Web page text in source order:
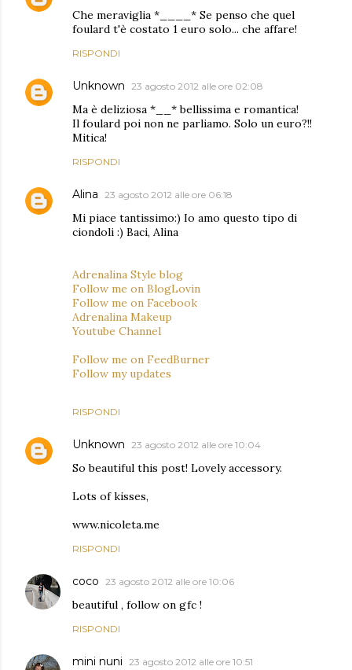
Che meraviglia *____* Se penso che quel
foulard t'è costato 1 euro solo... che affare!
RISPONDI
Unknown 23 agosto 2012 alle ore 02:08
Ma è deliziosa *__* bellissima e romantica!
Il foulard poi non ne parliamo. Solo un euro?!!
Mitica!
RISPONDI
Alina 23 agosto 2012 alle ore 06:18
Mi piace tantissimo:) Io amo questo tipo di
ciondoli :) Baci, Alina
Adrenalina Style blog
Follow me on BlogLovin
Follow me on Facebook
Adrenalina Makeup
Youtube Channel
Follow me on FeedBurner
Follow my updates
RISPONDI
Unknown 23 agosto 2012 alle ore 10:04
So beautiful this post! Lovely accessory.
Lots of kisses,
www.nicoleta.me
RISPONDI
coco 23 agosto 2012 alle ore 10:06
beautiful , follow on gfc !
RISPONDI
mini nuni 23 agosto 2012 alle ore 10:51